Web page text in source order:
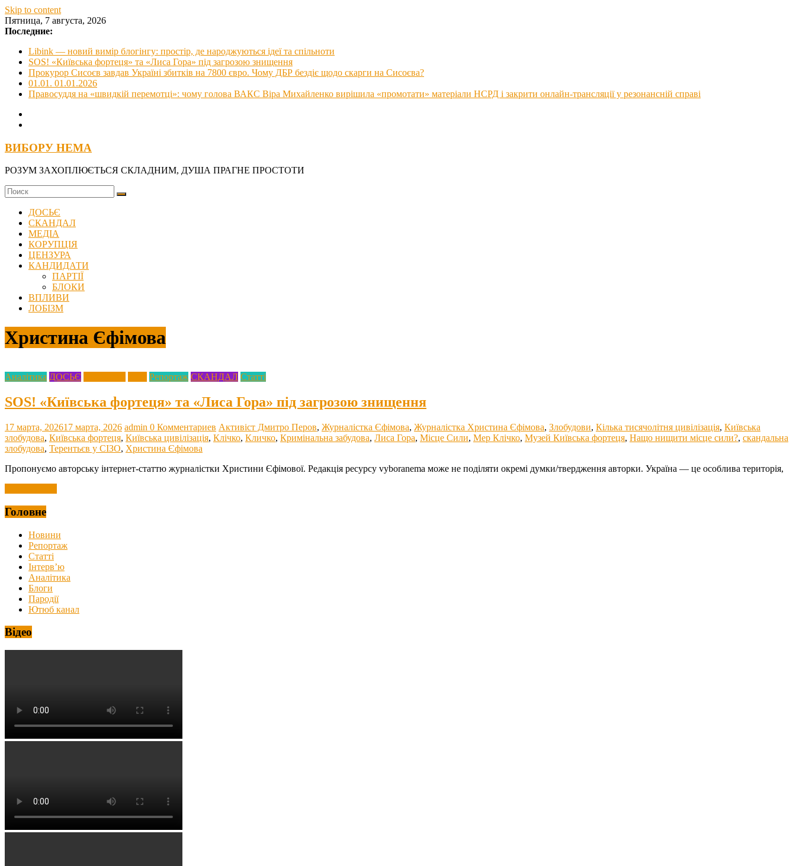
Skip to content
Пятница, 7 августа, 2026
Последние:
Libink — новий вимір блогінгу: простір, де народжуються ідеї та спільноти
SOS! «Київська фортеця» та «Лиса Гора» під загрозою знищення
Прокурор Сисоєв завдав Україні збитків на 7800 євро. Чому ДБР бездіє щодо скарги на Сисоєва?
01.01. 01.01.2026
Правосуддя на «швидкій перемотці»: чому голова ВАКС Віра Михайленко вирішила «промотати» матеріали НСРД і закрити онлайн-трансляції у резонансній справі
ВИБОРУ НЕМА
РОЗУМ ЗАХОПЛЮЄТЬСЯ СКЛАДНИМ, ДУША ПРАГНЕ ПРОСТОТИ
ДОСЬЄ
СКАНДАЛ
МЕДІА
КОРУПЦІЯ
ЦЕНЗУРА
КАНДИДАТИ
ПАРТІЇ
БЛОКИ
ВПЛИВИ
ЛОБІЗМ
Христина Єфімова
Аналітика ДОСЬЄ Репортаж СКАНДАЛ Статті
SOS! «Київська фортеця» та «Лиса Гора» під загрозою знищення
17 марта, 202617 марта, 2026 admin 0 Комментариев Активіст Дмитро Перов, Журналістка Єфімова, Журналістка Христина Єфімова, Злобудови, Кілька тисячолітня цивілізація, Київська
злобудова, Київська фортеця, Київська цивілізація, Клічко, Кличко, Кримінальна забудова, Лиса Гора, Місце Сили, Мер Клічко, Музей Київська фортеця, Нащо нищити місце сили?, скандальна
злобудова, Терентьєв у СІЗО, Христина Єфімова
Пропонуємо авторську інтернет-статтю журналістки Христини Єфімової. Редакція ресурсу vyboranema може не поділяти окремі думки/твердження авторки. Україна — це особлива територія,
Головне
Новини
Репортаж
Статті
Інтерв’ю
Аналітика
Блоги
Пародії
Ютюб канал
Відео